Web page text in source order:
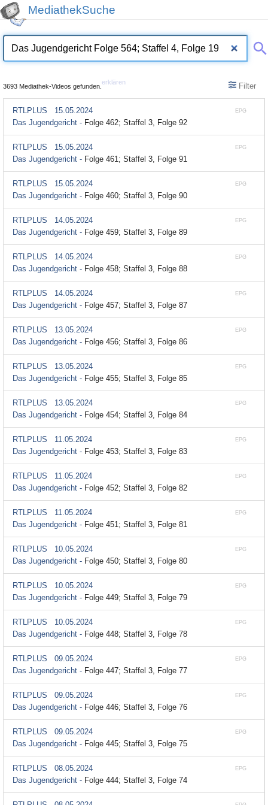
MediathekSuche
3693 Mediathek-Videos gefunden.
erklären Filter
EPG
RTLPLUS
15.05.2024
Das Jugendgericht - Folge 462; Staffel 3, Folge 92
EPG
RTLPLUS
15.05.2024
Das Jugendgericht - Folge 461; Staffel 3, Folge 91
EPG
RTLPLUS
15.05.2024
Das Jugendgericht - Folge 460; Staffel 3, Folge 90
EPG
RTLPLUS
14.05.2024
Das Jugendgericht - Folge 459; Staffel 3, Folge 89
EPG
RTLPLUS
14.05.2024
Das Jugendgericht - Folge 458; Staffel 3, Folge 88
EPG
RTLPLUS
14.05.2024
Das Jugendgericht - Folge 457; Staffel 3, Folge 87
EPG
RTLPLUS
13.05.2024
Das Jugendgericht - Folge 456; Staffel 3, Folge 86
EPG
RTLPLUS
13.05.2024
Das Jugendgericht - Folge 455; Staffel 3, Folge 85
EPG
RTLPLUS
13.05.2024
Das Jugendgericht - Folge 454; Staffel 3, Folge 84
EPG
RTLPLUS
11.05.2024
Das Jugendgericht - Folge 453; Staffel 3, Folge 83
EPG
RTLPLUS
11.05.2024
Das Jugendgericht - Folge 452; Staffel 3, Folge 82
EPG
RTLPLUS
11.05.2024
Das Jugendgericht - Folge 451; Staffel 3, Folge 81
EPG
RTLPLUS
10.05.2024
Das Jugendgericht - Folge 450; Staffel 3, Folge 80
EPG
RTLPLUS
10.05.2024
Das Jugendgericht - Folge 449; Staffel 3, Folge 79
EPG
RTLPLUS
10.05.2024
Das Jugendgericht - Folge 448; Staffel 3, Folge 78
EPG
RTLPLUS
09.05.2024
Das Jugendgericht - Folge 447; Staffel 3, Folge 77
EPG
RTLPLUS
09.05.2024
Das Jugendgericht - Folge 446; Staffel 3, Folge 76
EPG
RTLPLUS
09.05.2024
Das Jugendgericht - Folge 445; Staffel 3, Folge 75
EPG
RTLPLUS
08.05.2024
Das Jugendgericht - Folge 444; Staffel 3, Folge 74